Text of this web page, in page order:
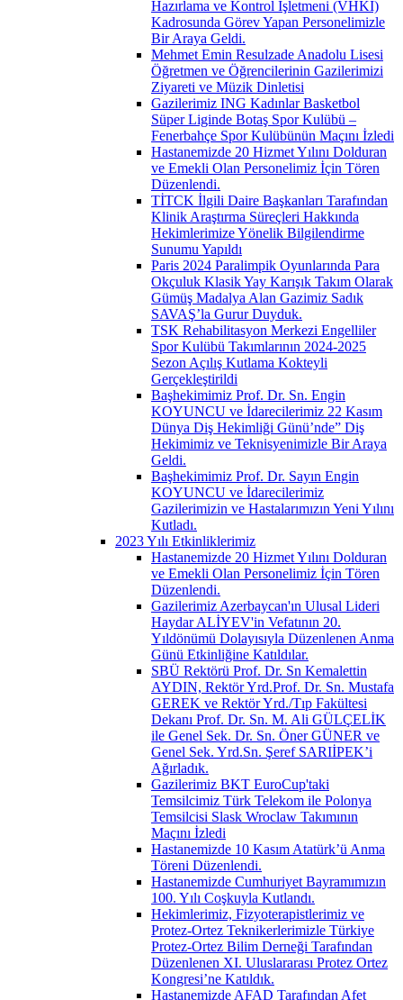
Hazırlama ve Kontrol İşletmeni (VHKİ)
Kadrosunda Görev Yapan Personelimizle
Bir Araya Geldi.
Mehmet Emin Resulzade Anadolu Lisesi
Öğretmen ve Öğrencilerinin Gazilerimizi
Ziyareti ve Müzik Dinletisi
Gazilerimiz ING Kadınlar Basketbol
Süper Liginde Botaş Spor Kulübü –
Fenerbahçe Spor Kulübünün Maçını İzledi
Hastanemizde 20 Hizmet Yılını Dolduran
ve Emekli Olan Personelimiz İçin Tören
Düzenlendi.
TİTCK İlgili Daire Başkanları Tarafından
Klinik Araştırma Süreçleri Hakkında
Hekimlerimize Yönelik Bilgilendirme
Sunumu Yapıldı
Paris 2024 Paralimpik Oyunlarında Para
Okçuluk Klasik Yay Karışık Takım Olarak
Gümüş Madalya Alan Gazimiz Sadık
SAVAŞ’la Gurur Duyduk.
TSK Rehabilitasyon Merkezi Engelliler
Spor Kulübü Takımlarının 2024-2025
Sezon Açılış Kutlama Kokteyli
Gerçekleştirildi
Başhekimimiz Prof. Dr. Sn. Engin
KOYUNCU ve İdarecilerimiz 22 Kasım
Dünya Diş Hekimliği Günü’nde” Diş
Hekimimiz ve Teknisyenimizle Bir Araya
Geldi.
Başhekimimiz Prof. Dr. Sayın Engin
KOYUNCU ve İdarecilerimiz
Gazilerimizin ve Hastalarımızın Yeni Yılını
Kutladı.
2023 Yılı Etkinliklerimiz
Hastanemizde 20 Hizmet Yılını Dolduran
ve Emekli Olan Personelimiz İçin Tören
Düzenlendi.
Gazilerimiz Azerbaycan'ın Ulusal Lideri
Haydar ALİYEV'in Vefatının 20.
Yıldönümü Dolayısıyla Düzenlenen Anma
Günü Etkinliğine Katıldılar.
SBÜ Rektörü Prof. Dr. Sn Kemalettin
AYDIN, Rektör Yrd.Prof. Dr. Sn. Mustafa
GEREK ve Rektör Yrd./Tıp Fakültesi
Dekanı Prof. Dr. Sn. M. Ali GÜLÇELİK
ile Genel Sek. Dr. Sn. Öner GÜNER ve
Genel Sek. Yrd.Sn. Şeref SARIİPEK’i
Ağırladık.
Gazilerimiz BKT EuroCup'taki
Temsilcimiz Türk Telekom ile Polonya
Temsilcisi Slask Wroclaw Takımının
Maçını İzledi
Hastanemizde 10 Kasım Atatürk’ü Anma
Töreni Düzenlendi.
Hastanemizde Cumhuriyet Bayramımızın
100. Yılı Coşkuyla Kutlandı.
Hekimlerimiz, Fizyoterapistlerimiz ve
Protez-Ortez Teknikerlerimizle Türkiye
Protez-Ortez Bilim Derneği Tarafından
Düzenlenen XI. Uluslararası Protez Ortez
Kongresi’ne Katıldık.
Hastanemizde AFAD Tarafından Afet